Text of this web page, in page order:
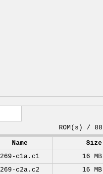
ROM(s) / 88
Name
Size
269-c1a.c1
16 MB
269-c2a.c2
16 MB